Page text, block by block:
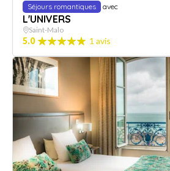
Séjours romantiques avec
L'UNIVERS
Saint-Malo
5.0 1 avis